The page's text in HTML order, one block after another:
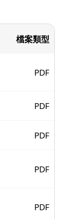
檔案類型
PDF
PDF
PDF
PDF
PDF